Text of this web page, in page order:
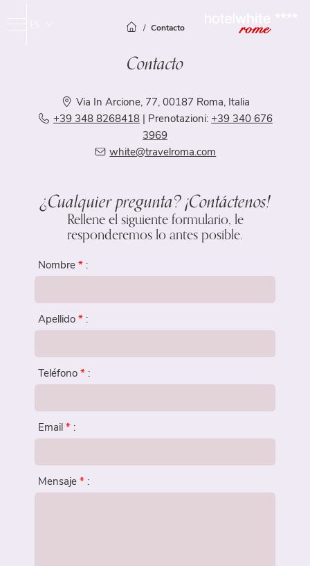
Hotel
Servicios
Habitaciones
Habitación Superior
Junior Suite
Travelroma Hotels
Dónde estamos
Contacto
Contacto
Via In Arcione, 77, 00187 Roma, Italia
+39 348 8268418| Prenotazioni: +39 340 676
3969
white@travelroma.com
¿Cualquier pregunta? ¡Contáctenos!
Rellene el siguiente formulario, le
responderemos lo antes posible.
Nombre * :
Apellido * :
Teléfono * :
Email * :
Mensaje * :